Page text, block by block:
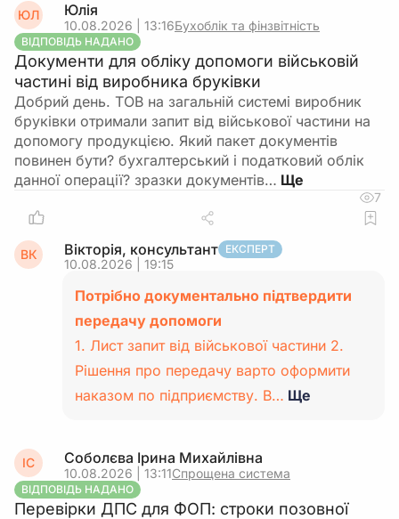
ЮЛ Юлія
10.08.2026 | 13:16Бухоблік та фінзвітність
ВІДПОВІДЬ НАДАНО
Документи для обліку допомоги військовій
частині від виробника бруківки
Добрий день. ТОВ на загальній системі виробник
бруківки отримали запит від військової частини на
допомогу продукцією. Який пакет документів
повинен бути? бухгалтерський і податковий облік
данної операції? зразки документів…
7
ВК Вікторія, консультант ЕКСПЕРТ
10.08.2026 | 19:15
Потрібно документально підтвердити
передачу допомоги
1. Лист запит від військової частини 2.
Рішення про передачу варто оформити
наказом по підприємству. В… Ще
ІС Соболєва Ірина Михайлівна
10.08.2026 | 13:11Спрощена система
ВІДПОВІДЬ НАДАНО
Перевірки ДПС для ФОП: строки позовної